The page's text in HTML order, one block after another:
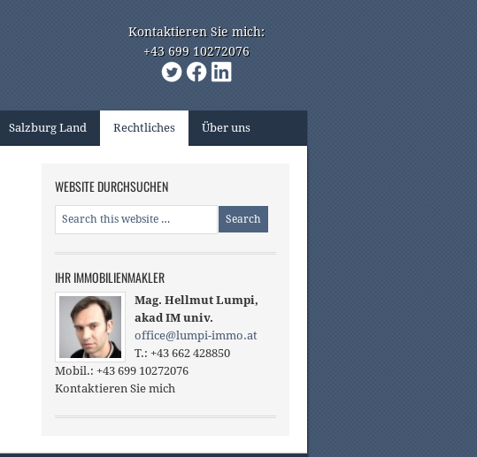
Kontaktieren Sie mich:
+43 699 10272076
Salzburg Land Rechtliches Über uns
WEBSITE DURCHSUCHEN
IHR IMMOBILIENMAKLER
Mag. Hellmut Lumpi,
akad IM univ.
office@lumpi-immo.at
T.: +43 662 428850
Mobil.: +43 699 10272076
Kontaktieren Sie mich